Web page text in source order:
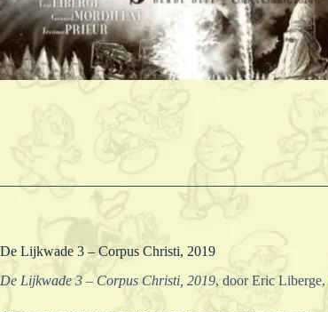
De Lijkwade 3 – Corpus Christi, 2019
De Lijkwade 3 – Corpus Christi, 2019, door Eric Liberge,